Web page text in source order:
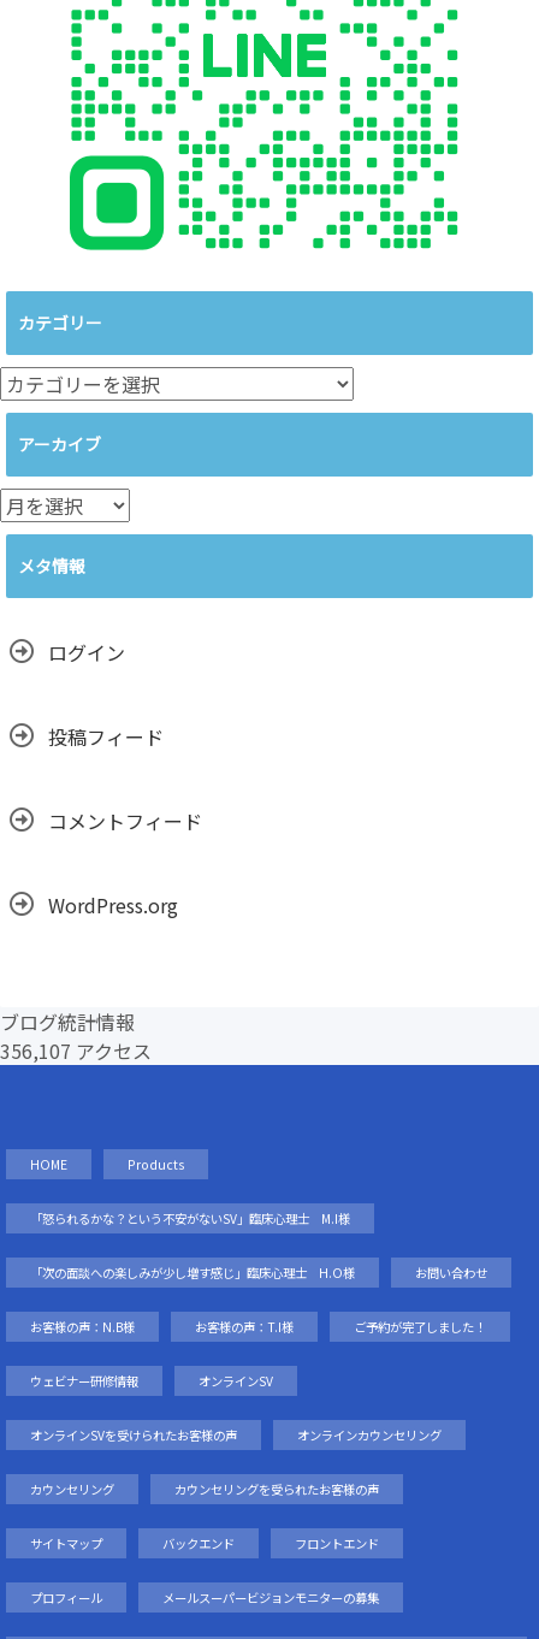
カテゴリー
カ
テ
リ
ー
アーカイブ
ア
ー
イ
メタ情報
ログイン
投稿フィード
コメントフィード
WordPress.org
ブログ統計情報
356,107 アクセス
HOME Products
「怒られるかな？という不安がないSV」臨床心理士 M.I様
「次の面談への楽しみが少し増す感じ」臨床心理士 H.O様 お問い合わせ
お客様の声：N.B様 お客様の声：T.I様 ご予約が完了しました！
ウェビナー研修情報 オンラインSV
オンラインSVを受けられたお客様の声 オンラインカウンセリング
カウンセリング カウンセリングを受られたお客様の声
サイトマップ バックエンド フロントエンド
プロフィール メールスーパービジョンモニターの募集